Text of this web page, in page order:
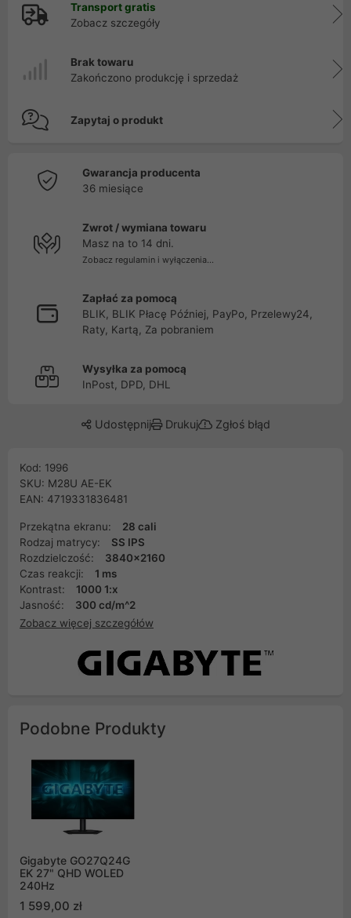
Transport gratis
Zobacz szczegóły
Brak towaru
Zakończono produkcję i sprzedaż
Zapytaj o produkt
Gwarancja producenta
36 miesiące
Zwrot / wymiana towaru
Masz na to 14 dni.
Zobacz regulamin i wyłączenia...
Zapłać za pomocą
BLIK, BLIK Płacę Później, PayPo, Przelewy24,
Raty, Kartą, Za pobraniem
Wysyłka za pomocą
InPost, DPD, DHL
Udostępnij Drukuj Zgłoś błąd
Kod: 1996
SKU: M28U AE-EK
EAN: 4719331836481
Przekątna ekranu:
28 cali
Rodzaj matrycy:
SS IPS
Rozdzielczość:
3840x2160
Czas reakcji:
1 ms
Kontrast:
1000 1:x
Jasność:
300 cd/m^2
Zobacz więcej szczegółów
Podobne Produkty
Gigabyte GO27Q24G
EK 27" QHD WOLED
240Hz
1 599,00 zł